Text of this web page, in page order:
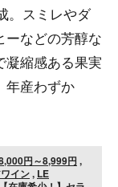
。スミレやダ
ーなどの芳醇な
凝縮感ある果実
年産わずか
円～8,999円 ,
イン, LE